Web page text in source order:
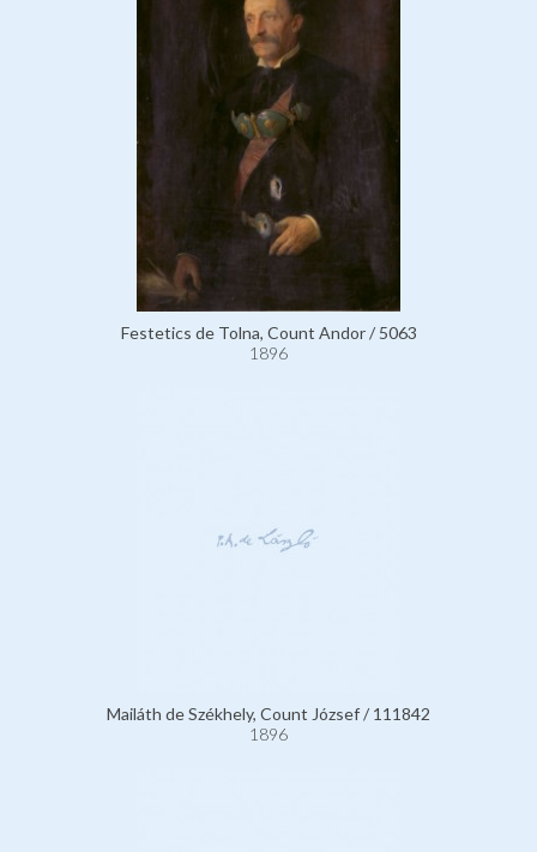
Festetics de Tolna, Count Andor / 5063
1896
Mailáth de Székhely, Count József / 111842
1896